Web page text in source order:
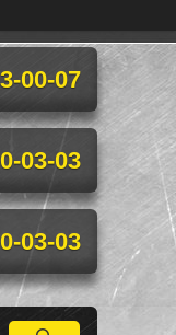
00-07
03-03
03-03